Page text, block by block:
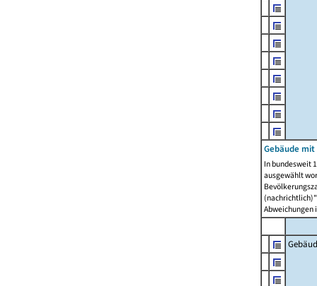
Gebäude mit
In bundesweit
ausgewählt
Abweichungen